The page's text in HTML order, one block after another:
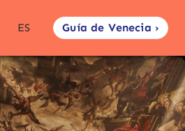
ES Guía de Venecia ›